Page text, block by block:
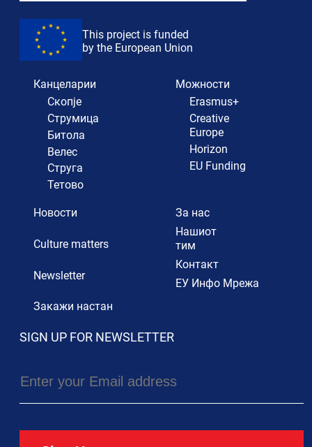
This project is funded
by the European Union
Канцеларии
Скопје
Струмица
Битола
Велес
Струга
Тетово
Можности
Erasmus+
Creative
Europe
Horizon
EU Funding
Новости
Culture matters
Newsletter
Закажи настан
За нас
Нашиот
тим
Контакт
ЕУ Инфо Мрежа
SIGN UP FOR NEWSLETTER